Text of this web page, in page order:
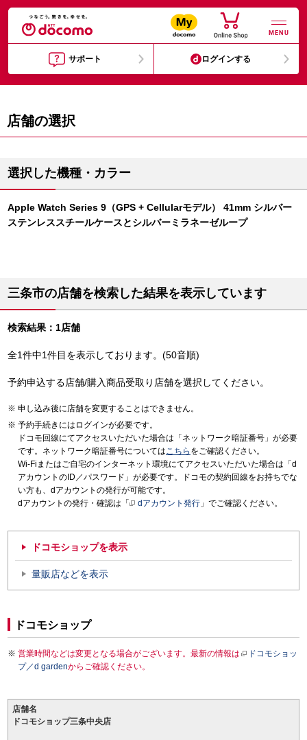
MENU
サポート ログインする
店舗の選択
選択した機種・カラー
Apple Watch Series 9（GPS + Cellularモデル） 41mm シルバー
ステンレススチールケースとシルバーミラネーゼループ
三条市の店舗を検索した結果を表示しています
検索結果：1店舗
全1件中1件目を表示しております。(50音順)
予約申込する店舗/購入商品受取り店舗を選択してください。
申し込み後に店舗を変更することはできません。
予約手続きにはログインが必要です。
ドコモ回線にてアクセスいただいた場合は「ネットワーク暗証番号」が必要
です。ネットワーク暗証番号についてはこちら をご確認ください。
Wi-Fiまたはご自宅のインターネット環境にてアクセスいただいた場合は「d
アカウントのID／パスワード」が必要です。ドコモの契約回線をお持ちでな
い方も、dアカウントの発行が可能です。
dアカウントの発行・確認は「
dアカウント発行 」でご確認ください。
ドコモショップを表示
量販店などを表示
ドコモショップ
営業時間などは変更となる場合がございます。最新の情報は
ドコモショッ
プ／d gardenからご確認ください。
店舗名
ドコモショップ三条中央店